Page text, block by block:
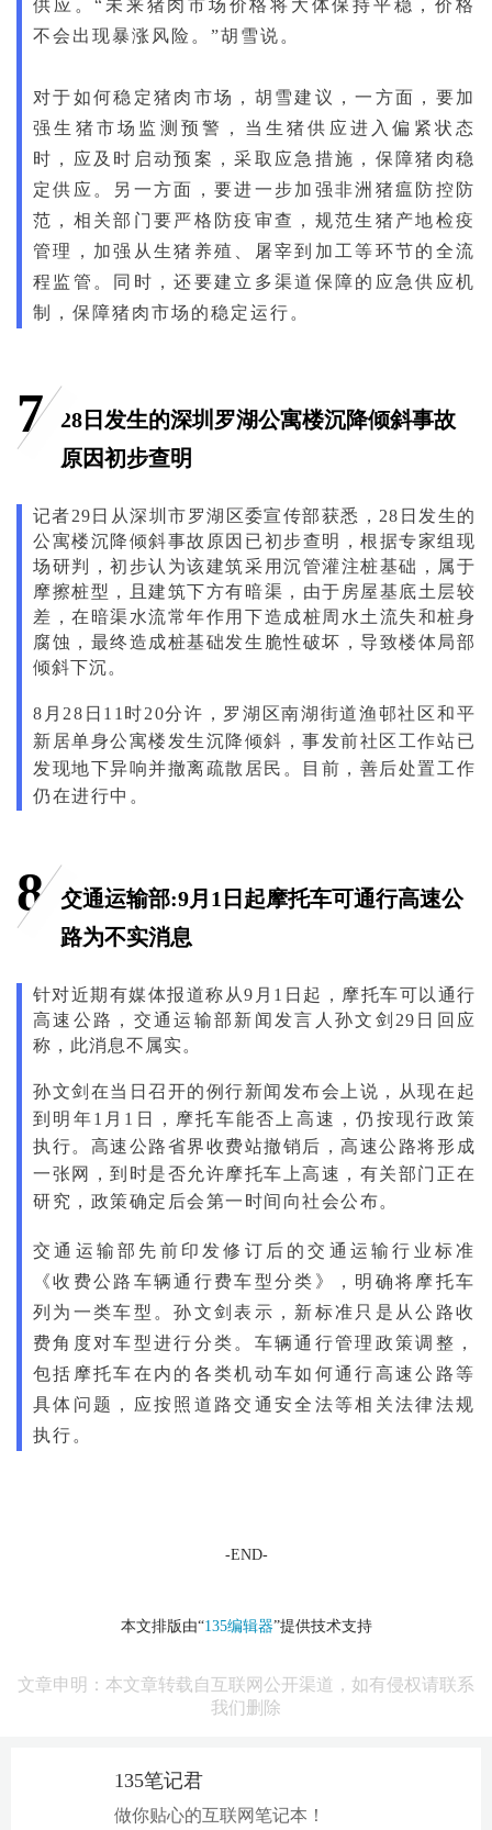
供应。“未来猪肉市场价格将大体保持平稳，价格
不会出现暴涨风险。”胡雪说。
对于如何稳定猪肉市场，胡雪建议，一方面，要加
强生猪市场监测预警，当生猪供应进入偏紧状态
时，应及时启动预案，采取应急措施，保障猪肉稳
定供应。另一方面，要进一步加强非洲猪瘟防控防
范，相关部门要严格防疫审查，规范生猪产地检疫
管理，加强从生猪养殖、屠宰到加工等环节的全流
程监管。同时，还要建立多渠道保障的应急供应机
制，保障猪肉市场的稳定运行。
7
28日发生的深圳罗湖公寓楼沉降倾斜事故
原因初步查明
记者29日从深圳市罗湖区委宣传部获悉，28日发生的
公寓楼沉降倾斜事故原因已初步查明，根据专家组现
场研判，初步认为该建筑采用沉管灌注桩基础，属于
摩擦桩型，且建筑下方有暗渠，由于房屋基底土层较
差，在暗渠水流常年作用下造成桩周水土流失和桩身
腐蚀，最终造成桩基础发生脆性破坏，导致楼体局部
倾斜下沉。
8月28日11时20分许，罗湖区南湖街道渔邨社区和平
新居单身公寓楼发生沉降倾斜，事发前社区工作站已
发现地下异响并撤离疏散居民。目前，善后处置工作
仍在进行中。
8
交通运输部:9月1日起摩托车可通行高速公
路为不实消息
针对近期有媒体报道称从9月1日起，摩托车可以通行
高速公路，交通运输部新闻发言人孙文剑29日回应
称，此消息不属实。
孙文剑在当日召开的例行新闻发布会上说，从现在起
到明年1月1日，摩托车能否上高速，仍按现行政策
执行。高速公路省界收费站撤销后，高速公路将形成
一张网，到时是否允许摩托车上高速，有关部门正在
研究，政策确定后会第一时间向社会公布。
交通运输部先前印发修订后的交通运输行业标准
《收费公路车辆通行费车型分类》，明确将摩托车
列为一类车型。孙文剑表示，新标准只是从公路收
费角度对车型进行分类。车辆通行管理政策调整，
包括摩托车在内的各类机动车如何通行高速公路等
具体问题，应按照道路交通安全法等相关法律法规
执行。
-END-
本文排版由“135编辑器”提供技术支持
文章申明：本文章转载自互联网公开渠道，如有侵权请联系
我们删除
135笔记君
做你贴心的互联网笔记本！